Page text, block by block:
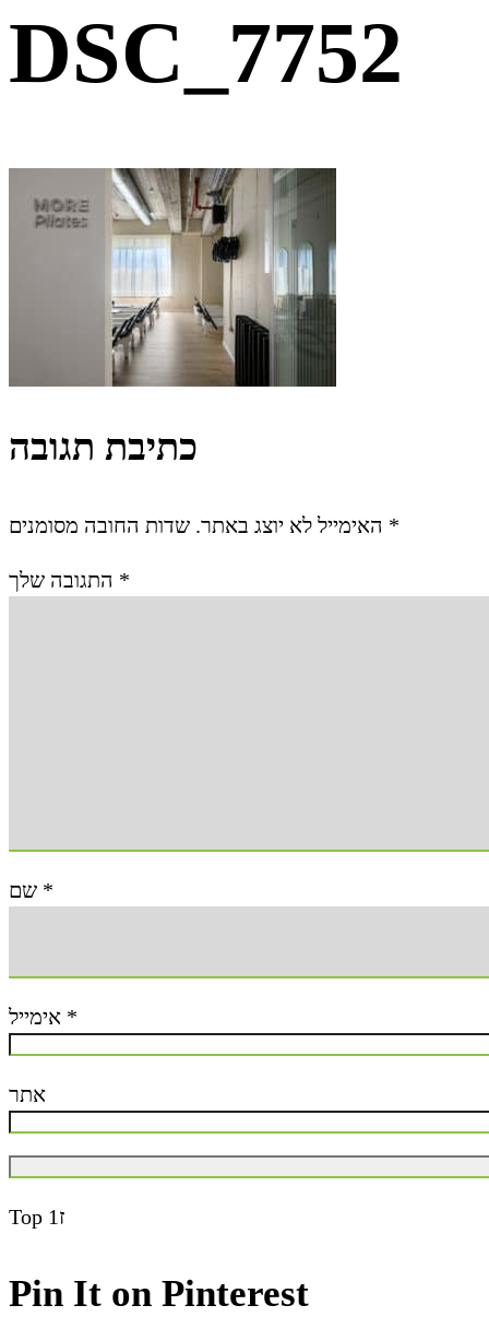
DSC_7752
כתיבת תגובה
האימייל לא יוצג באתר. *
*
*
*
אתר
Top ז1
Pin It on Pinterest